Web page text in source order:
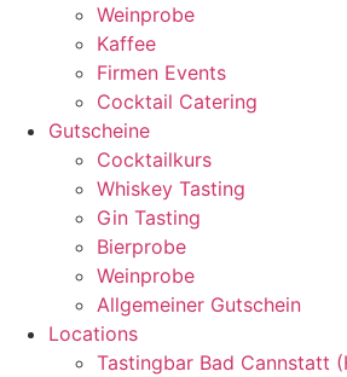
Weinprobe
Kaffee
Firmen Events
Cocktail Catering
Gutscheine
Cocktailkurs
Whiskey Tasting
Gin Tasting
Bierprobe
Weinprobe
Allgemeiner Gutschein
Locations
Tastingbar Bad Cannstatt